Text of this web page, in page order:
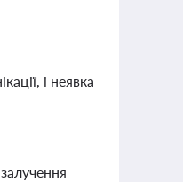
і неявка